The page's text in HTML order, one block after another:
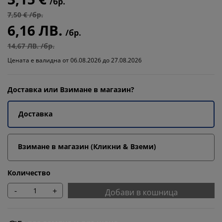
7,50 € /бр.
6,16 ЛВ. /бр.
14,67 ЛВ. /бр.
Цената е валидна от 06.08.2026 до 27.08.2026
Доставка или Взимане в магазин?
Доставка
Взимане в магазин (Кликни & Вземи)
Количество
- + Добави в кошница